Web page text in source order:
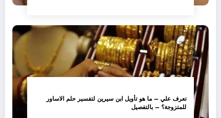
تعرف علي – ما هو تأويل ابن سيرين لتفسير حلم الاساور
للمتزوجة؟ – بالتفصيل